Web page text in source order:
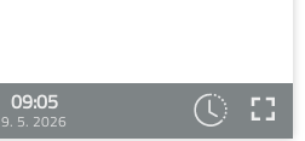
09:05
9. 5. 2026